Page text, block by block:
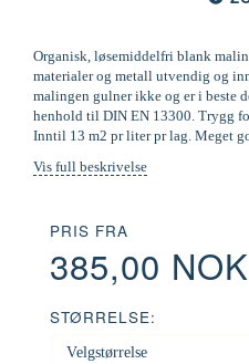
Organisk, løsemiddelfri blank
materialer og metall utvendig og
malingen gulner ikke og er i beste
henhold til DIN EN 13300. Trygg
Inntil 13 m2 pr liter pr lag. Meget
Vis full beskrivelse
PRIS FRA
385,00 NOK
STØRRELSE: